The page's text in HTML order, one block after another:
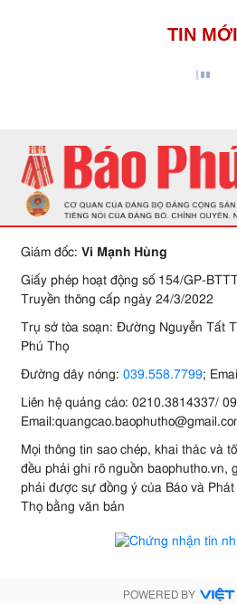
TIN MỚI
Giám đốc: Vi Mạnh Hùng
Giấy phép hoạt động số 154/GP-
Truyền thông cấp ngày 24/3/2022
Trụ sở tòa soạn: Đường Nguyễn Tất
Phú Thọ
Đường dây nóng: 039.558.7799;
Liên hệ quảng cáo: 0210.3814337/
Mọi thông tin sao chép, khai thác và
đều phải ghi rõ nguồn baophutho.vn,
phải được sự đồng ý của Báo và
Thọ bằng văn bản
POWERED BY